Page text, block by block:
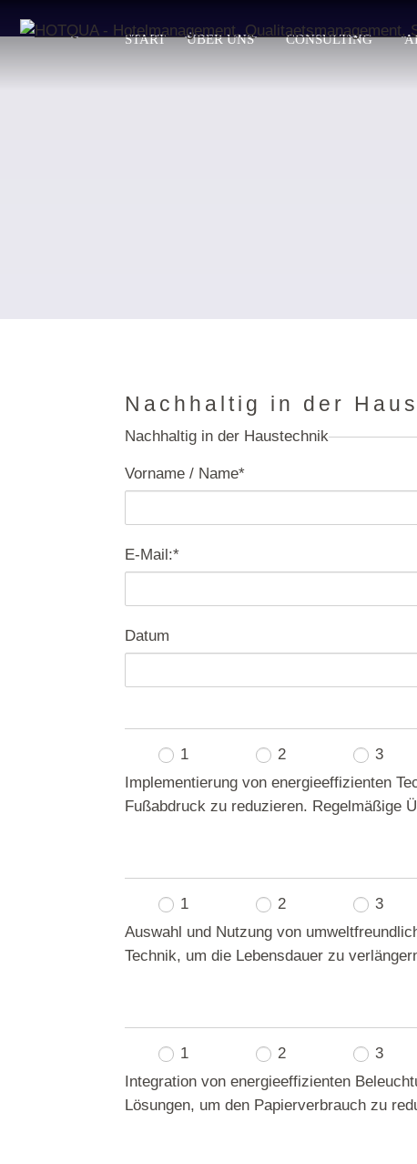
START ÜBER UNS CONSULTING
Nachhaltig in der
Nachhaltig in der Haustechnik
Vorname / Name*
E-Mail:*
Datum
1
2 3
Implementierung von energieeffizienten
Fußabdruck zu reduzieren. Regelmäßige
1
2 3
Auswahl und Nutzung von
Technik, um die Lebensdauer zu
1
2 3
Integration von energieeffizienten
Lösungen, um den Papierverbrauch zu